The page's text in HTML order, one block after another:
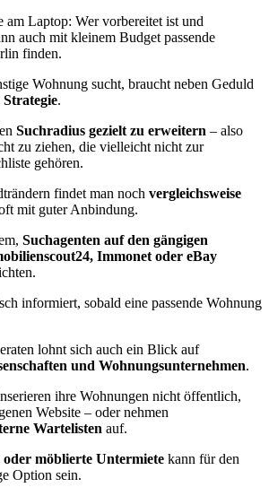
am Laptop: Wer vorbereitet ist und
auch mit kleinem Budget passende
finden.
Wohnung sucht, braucht neben Geduld
Strategie.
Suchradius gezielt zu erweitern – also
zu ziehen, die vielleicht nicht zur
gehören.
findet man noch vergleichsweise
mit guter Anbindung.
Suchagenten auf den gängigen
Immonet oder eBay
informiert, sobald eine passende Wohnung
lohnt sich auch ein Blick auf
und Wohnungsunternehmen.
ihre Wohnungen nicht öffentlich,
Website – oder nehmen
Wartelisten auf.
oder möblierte Untermiete kann für den
Option sein.